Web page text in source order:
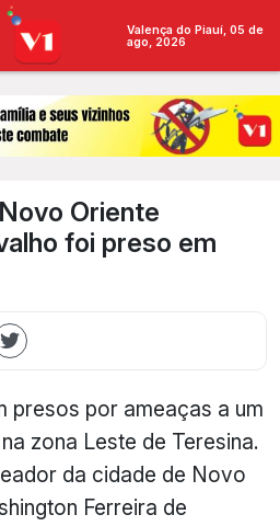
Valença do Piauí, 05 de
ago, 2026
Oriente
foi preso em
presos por ameaças a um
zona Leste de Teresina.
da cidade de Novo
Ferreira de